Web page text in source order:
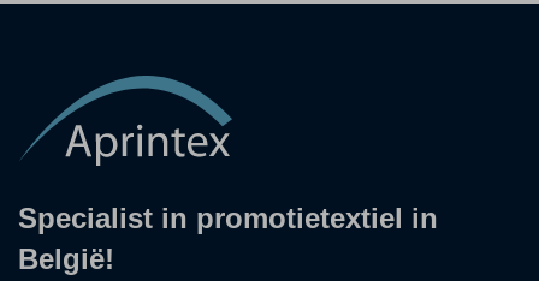
Specialist in promotietextiel in
België!